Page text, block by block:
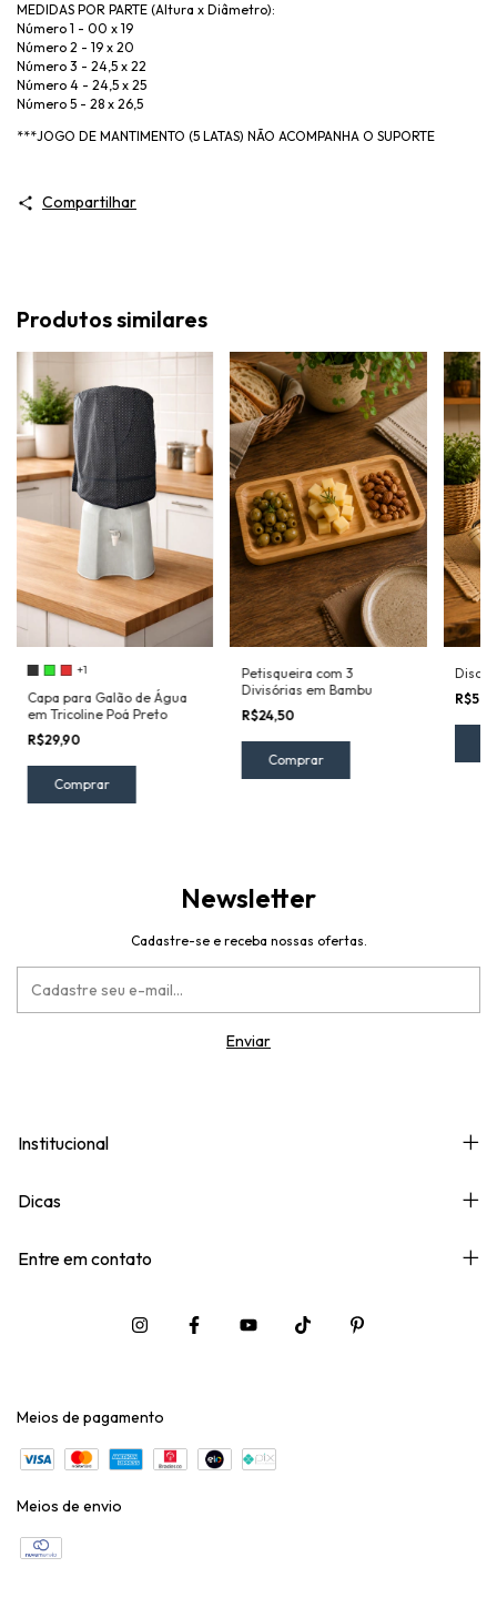
MEDIDAS POR PARTE (Altura x Diâmetro):
Número 1 - 00 x 19
Número 2 - 19 x 20
Número 3 - 24,5 x 22
Número 4 - 24,5 x 25
Número 5 - 28 x 26,5
***JOGO DE MANTIMENTO (5 LATAS) NÃO ACOMPANHA O SUPORTE
Compartilhar
Produtos similares
+1
Capa para Galão de Água
em Tricoline Poá Preto
R$29,90
Comprar
Petisqueira com 3
Divisórias em Bambu
R$24,50
Disco
Newsletter
Cadastre-se e receba nossas ofertas.
Institucional
Dicas
Entre em contato
Meios de pagamento
Meios de envio